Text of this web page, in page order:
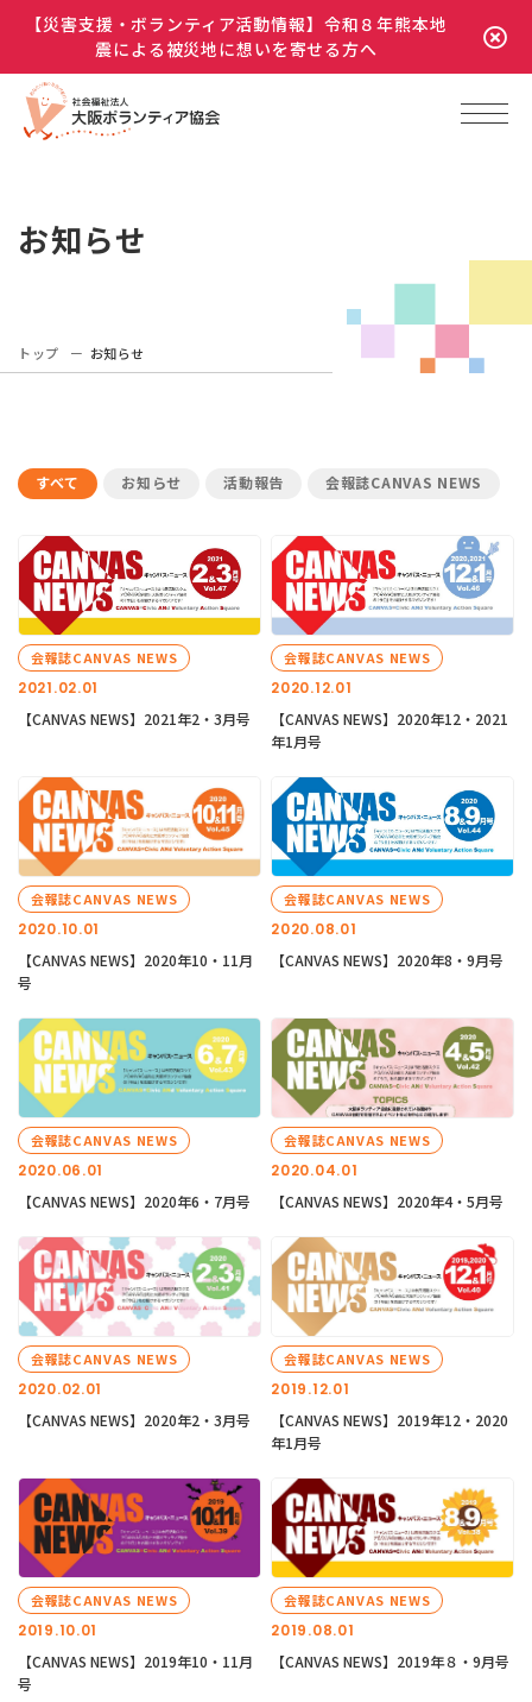
【災害支援・ボランティア活動情報】令和８年熊本地
震による被災地に想いを寄せる方へ
お知らせ
トップ お知らせ
すべて お知らせ 活動報告 会報誌CANVAS NEWS
2021.02.01
会報誌CANVAS NEWS
【CANVAS NEWS】2021年2・3月号
2020.12.01
会報誌CANVAS NEWS
【CANVAS NEWS】2020年12・2021
年1月号
2020.10.01
会報誌CANVAS NEWS
【CANVAS NEWS】2020年10・11月
号
2020.08.01
会報誌CANVAS NEWS
【CANVAS NEWS】2020年8・9月号
2020.06.01
会報誌CANVAS NEWS
【CANVAS NEWS】2020年6・7月号
2020.04.01
会報誌CANVAS NEWS
【CANVAS NEWS】2020年4・5月号
2020.02.01
会報誌CANVAS NEWS
【CANVAS NEWS】2020年2・3月号
2019.12.01
会報誌CANVAS NEWS
【CANVAS NEWS】2019年12・2020
年1月号
2019.10.01
会報誌CANVAS NEWS
【CANVAS NEWS】2019年10・11月
号
2019.08.01
会報誌CANVAS NEWS
【CANVAS NEWS】2019年８・9月号